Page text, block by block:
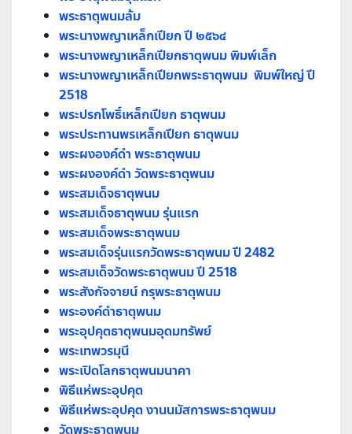
พระธาตุพนมล้ม
พระนางพญาเหล็กเปียก ปี ๒๕๖๔
พระนางพญาเหล็กเปียกธาตุพนม พิมพ์เล็ก
พระนางพญาเหล็กเปียกพระธาตุพนม พิมพ์ใหญ่ ปี
2518
พระปรกโพธิ์เหล็กเปียก ธาตุพนม
พระประทานพรเหล็กเปียก ธาตุพนม
พระผงองค์ดำ พระธาตุพนม
พระผงองค์ดำ วัดพระธาตุพนม
พระสมเด็จธาตุพนม
พระสมเด็จธาตุพนม รุ่นแรก
พระสมเด็จพระธาตุพนม
พระสมเด็จรุ่นแรกวัดพระธาตุพนม ปี 2482
พระสมเด็จวัดพระธาตุพนม ปี 2518
พระสังกัจจายน์ กรุพระธาตุพนม
พระองค์ดำธาตุพนม
พระอุปคุตธาตุพนมอุดมทรัพย์
พระเทพวรมุนี
พระเปิดโลกธาตุพนมนาคา
พิธีแห่พระอุปคุต
พิธีแห่พระอุปคุต งานนมัสการพระธาตุพนม
วัดพระธาตุพนม